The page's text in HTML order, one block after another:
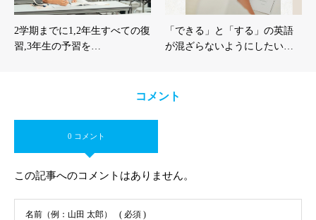
2学期までに1,2年生すべての復
習,3年生の予習を…
「できる」と「する」の英語
が混ざらないようにしたい…
コメント
0 コメント
この記事へのコメントはありません。
名前（例：山田 太郎） ( 必須 )